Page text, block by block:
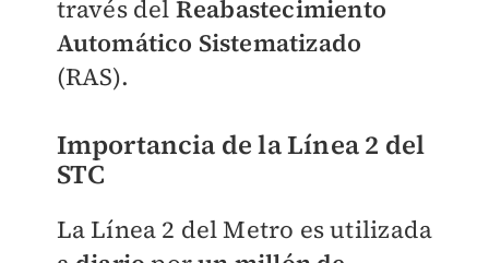
través del Reabastecimiento
Automático Sistematizado
(RAS).
Importancia de la Línea 2 del
STC
La Línea 2 del Metro es utilizada